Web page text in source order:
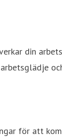
din
för att